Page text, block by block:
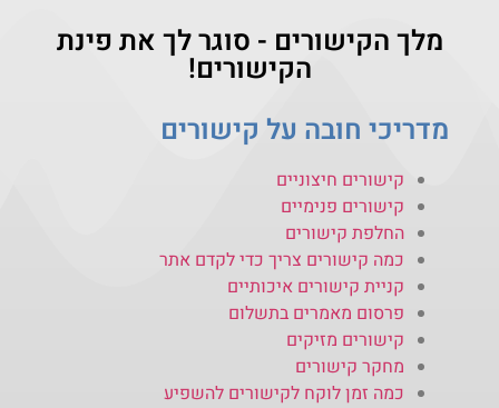
מלך הקישורים - סוגר לך את פינת
הקישורים!
מדריכי חובה על קישורים
קישורים חיצוניים
קישורים פנימיים
החלפת קישורים
כמה קישורים צריך כדי לקדם אתר
קניית קישורים איכותיים
פרסום מאמרים בתשלום
קישורים מזיקים
מחקר קישורים
כמה זמן לוקח לקישורים להשפיע